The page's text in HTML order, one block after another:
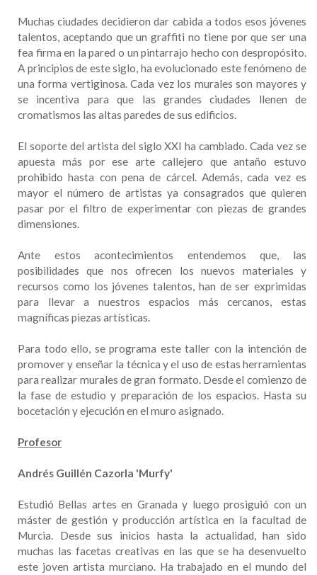
Muchas ciudades decidieron dar cabida a todos esos jóvenes
talentos, aceptando que un graffiti no tiene por que ser una
fea firma en la pared o un pintarrajo hecho con despropósito.
A principios de este siglo, ha evolucionado este fenómeno de
una forma vertiginosa. Cada vez los murales son mayores y
se incentiva para que las grandes ciudades llenen de
cromatismos las altas paredes de sus edificios.
El soporte del artista del siglo XXI ha cambiado. Cada vez se
apuesta más por ese arte callejero que antaño estuvo
prohibido hasta con pena de cárcel. Además, cada vez es
mayor el número de artistas ya consagrados que quieren
pasar por el filtro de experimentar con piezas de grandes
dimensiones.
Ante estos acontecimientos entendemos que, las
posibilidades que nos ofrecen los nuevos materiales y
recursos como los jóvenes talentos, han de ser exprimidas
para llevar a nuestros espacios más cercanos, estas
magníficas piezas artísticas.
Para todo ello, se programa este taller con la intención de
promover y enseñar la técnica y el uso de estas herramientas
para realizar murales de gran formato. Desde el comienzo de
la fase de estudio y preparación de los espacios. Hasta su
bocetación y ejecución en el muro asignado.
Profesor
Andrés Guillén Cazorla 'Murfy'
Estudió Bellas artes en Granada y luego prosiguió con un
máster de gestión y producción artística en la facultad de
Murcia. Desde sus inicios hasta la actualidad, han sido
muchas las facetas creativas en las que se ha desenvuelto
este joven artista murciano. Ha trabajado en el mundo del